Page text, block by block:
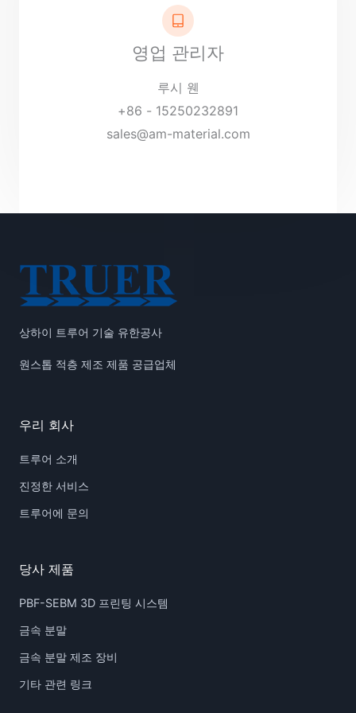
영업 관리자
루시 웬
+86 - 15250232891
sales@am-material.com
상하이 트루어 기술 유한공사
원스톱 적층 제조 제품 공급업체
우리 회사
트루어 소개
진정한 서비스
트루어에 문의
당사 제품
PBF-SEBM 3D 프린팅 시스템
금속 분말
금속 분말 제조 장비
기타 관련 링크